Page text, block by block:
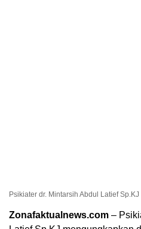
Psikiater dr. Mintarsih Abdul Latief Sp.KJ
Zonafaktualnews.com –